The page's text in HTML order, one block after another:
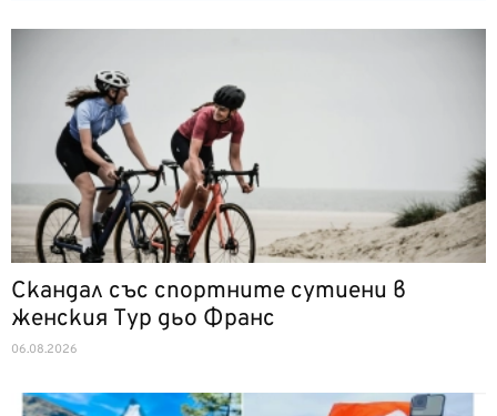
Скандал със спортните сутиени в
женския Тур дьо Франс
06.08.2026